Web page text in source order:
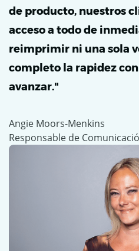
de producto, nuestros
acceso a todo de
reimprimir ni una sola
completo la rapidez
avanzar."
Angie Moors-Menkins
Responsable de